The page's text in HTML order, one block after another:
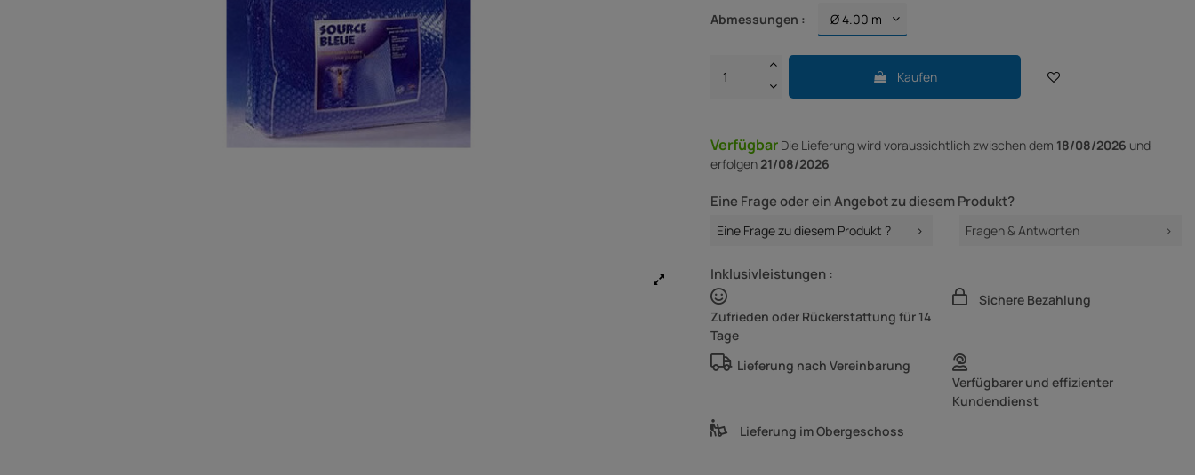
Abmessungen :
Kaufen
Verfügbar Die Lieferungwird voraussichtlich zwischen dem 18/08/2026 und
erfolgen21/08/2026
Eine Frage oder ein Angebot zu diesem Produkt?
Eine Frage zu diesem Produkt ? Fragen & Antworten
Inklusivleistungen :
Zufrieden oder Rückerstattung für 14
Tage
Sichere Bezahlung
Lieferung nach Vereinbarung
Verfügbarer und effizienter
Kundendienst
Lieferung im Obergeschoss